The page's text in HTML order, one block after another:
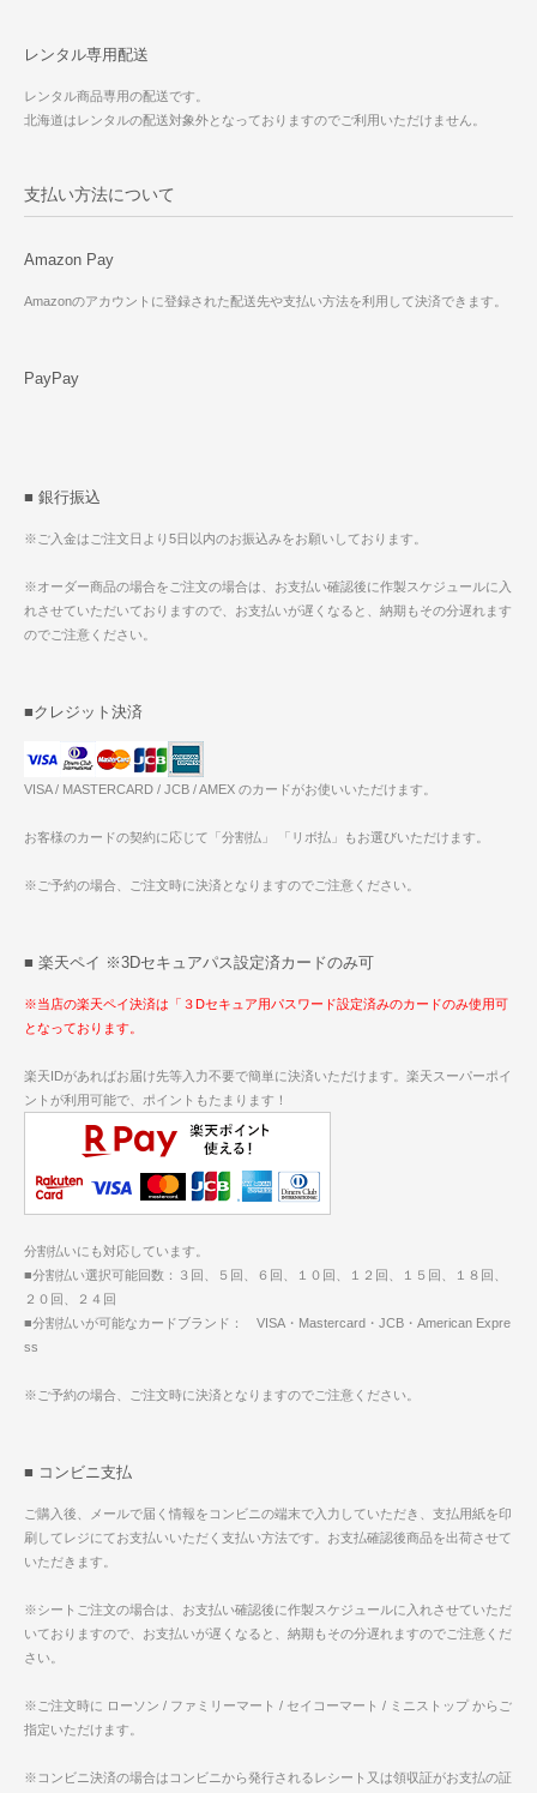
レンタル専用配送
レンタル商品専用の配送です。
北海道はレンタルの配送対象外となっておりますのでご利用いただけません。
支払い方法について
Amazon Pay
Amazonのアカウントに登録された配送先や支払い方法を利用して決済できます。
PayPay
■ 銀行振込
※ご入金はご注文日より5日以内のお振込みをお願いしております。
※オーダー商品の場合をご注文の場合は、お支払い確認後に作製スケジュールに入
れさせていただいておりますので、お支払いが遅くなると、納期もその分遅れます
のでご注意ください。
■クレジット決済
VISA / MASTERCARD / JCB / AMEX のカードがお使いいただけます。
お客様のカードの契約に応じて「分割払」 「リボ払」もお選びいただけます。
※ご予約の場合、ご注文時に決済となりますのでご注意ください。
■ 楽天ペイ ※3Dセキュアパス設定済カードのみ可
※当店の楽天ペイ決済は「３Dセキュア用パスワード設定済みのカードのみ使用可
となっております。
楽天IDがあればお届け先等入力不要で簡単に決済いただけます。楽天スーパーポイ
ントが利用可能で、ポイントもたまります！
分割払いにも対応しています。
■分割払い選択可能回数：３回、５回、６回、１０回、１２回、１５回、１８回、
２０回、２４回
■分割払いが可能なカードブランド： VISA・Mastercard・JCB・American Expre
ss
※ご予約の場合、ご注文時に決済となりますのでご注意ください。
■ コンビニ支払
ご購入後、メールで届く情報をコンビニの端末で入力していただき、支払用紙を印
刷してレジにてお支払いいただく支払い方法です。お支払確認後商品を出荷させて
いただきます。
※シートご注文の場合は、お支払い確認後に作製スケジュールに入れさせていただ
いておりますので、お支払いが遅くなると、納期もその分遅れますのでご注意くだ
さい。
※ご注文時に ローソン / ファミリーマート / セイコーマート / ミニストップ からご
指定いただけます。
※コンビニ決済の場合はコンビニから発行されるレシート又は領収証がお支払の証